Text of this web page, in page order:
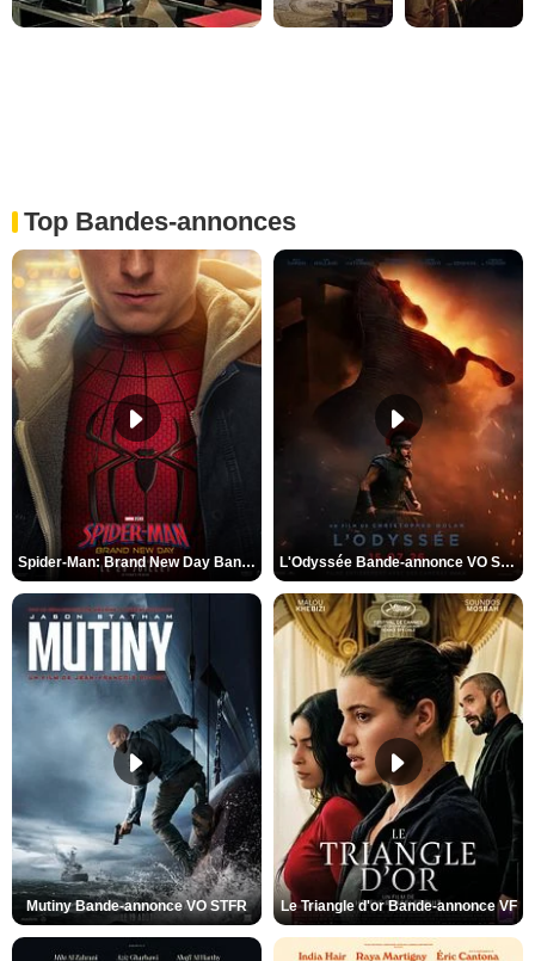
Top Bandes-annonces
Spider-Man: Brand New Day Bande-annonce VO STFR L'Odyssée Bande-annonce VO STFR
Mutiny Bande-annonce VO STFR Le Triangle d'or Bande-annonce VF